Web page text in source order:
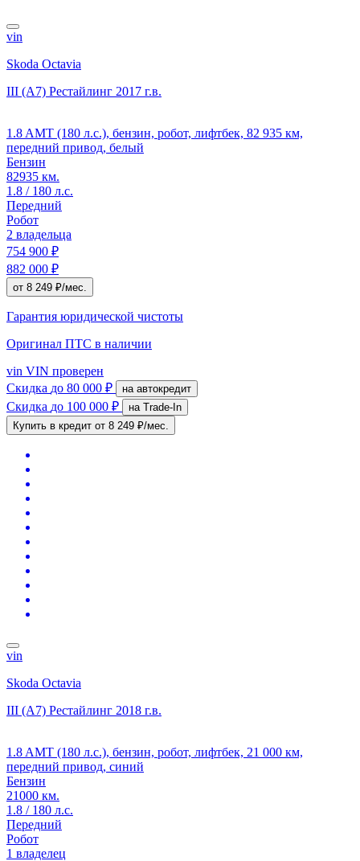
vin
Skoda Octavia
III (A7) Рестайлинг 2017 г.в.
1.8 AMT (180 л.с.), бензин, робот, лифтбек, 82 935 км,
передний привод, белый
Бензин
82935 км.
1.8 / 180 л.с.
Передний
Робот
2 владельца
754 900 ₽
882 000 ₽
от 8 249 ₽/мес.
Гарантия юридической чистоты
Оригинал ПТС в наличии
vin VIN проверен
Скидка до 80 000 ₽ на автокредит
Скидка до 100 000 ₽
на Trade-In
Купить в кредит от 8 249 ₽/мес.
vin
Skoda Octavia
III (A7) Рестайлинг 2018 г.в.
1.8 AMT (180 л.с.), бензин, робот, лифтбек, 21 000 км,
передний привод, синий
Бензин
21000 км.
1.8 / 180 л.с.
Передний
Робот
1 владелец